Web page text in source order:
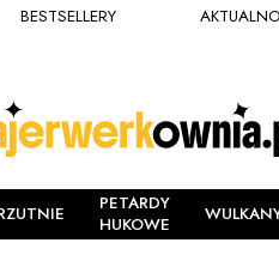
BESTSELLERY
PETARDY
HUKOWE